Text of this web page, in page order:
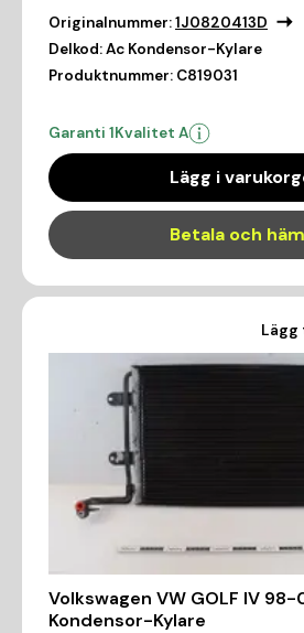
Originalnummer:1J0820413D
Delkod:Ac Kondensor-Kylare
Produktnummer: C819031
Garanti 1Kvalitet A
Lägg i
Betala och
Lägg
Volkswagen VW GOLF IV 98-
Kondensor-Kylare